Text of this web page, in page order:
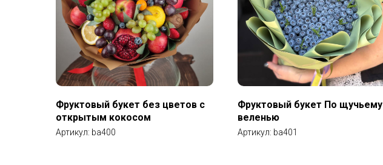
Фруктовый букет без цветов с
открытым кокосом
Артикул: ba400
Фруктовый букет По щучьему
веленью
Артикул: ba401